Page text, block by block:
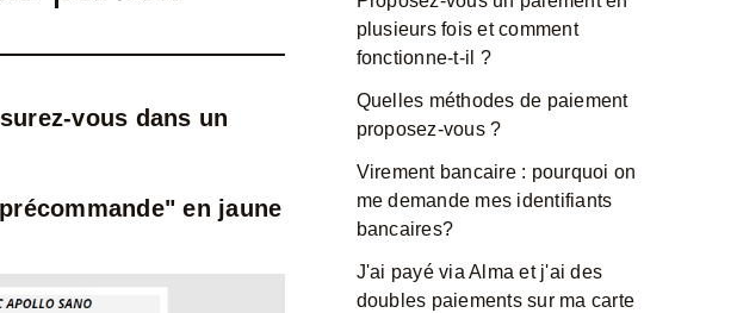
vous dans un
en jaune
plusieurs fois et comment
fonctionne-t-il ?
Quelles méthodes de paiement
proposez-vous ?
Virement bancaire : pourquoi on
me demande mes identifiants
bancaires?
J'ai payé via Alma et j'ai des
doubles paiements sur ma carte